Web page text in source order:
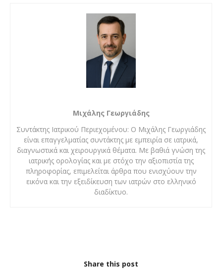
Μιχάλης Γεωργιάδης
Συντάκτης Ιατρικού Περιεχομένου: Ο Μιχάλης Γεωργιάδης
είναι επαγγελματίας συντάκτης με εμπειρία σε ιατρικά,
διαγνωστικά και χειρουργικά θέματα. Με βαθιά γνώση της
ιατρικής ορολογίας και με στόχο την αξιοπιστία της
πληροφορίας, επιμελείται άρθρα που ενισχύουν την
εικόνα και την εξειδίκευση των ιατρών στο ελληνικό
διαδίκτυο.
Share this post